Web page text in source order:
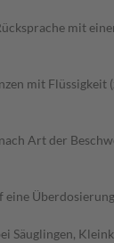
mit
mit
Art der
eine
Säuglingen,